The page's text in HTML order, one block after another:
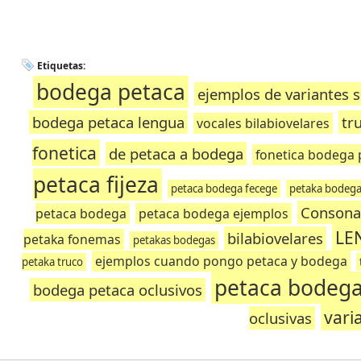
Etiquetas:
bodega petaca ejemplos de variantes
bodega petaca lengua vocales bilabiovelares
fonetica
de petaca a bodega fonetica bodega
petaca fijeza
petaca bodega fecege petaka
petaca bodega
petaca bodega ejemplos
petaka fonemas
petakas bodegas bilabiovelares
petaka truco
ejemplos cuando pongo petaca y bodega
bodega petaca oclusivos petaca bodega
oclusivas